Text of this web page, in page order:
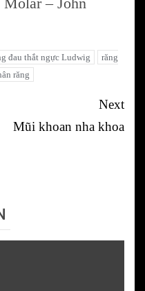
đau thắt ngực Ludwig
răng
răng
Next
Mũi khoan nha khoa